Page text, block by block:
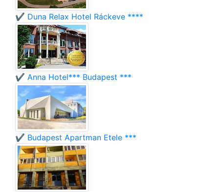
✔️ Duna Relax Hotel Ráckeve ****
✔️ Anna Hotel*** Budapest ***
✔️ Budapest Apartman Etele ***